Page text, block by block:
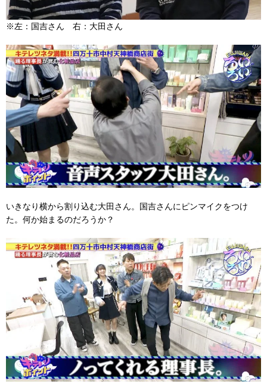
※左：国吉さん 右：大田さん
いきなり横から割り込む大田さん。国吉さんにピンマイクをつけ
た。何か始まるのだろうか？